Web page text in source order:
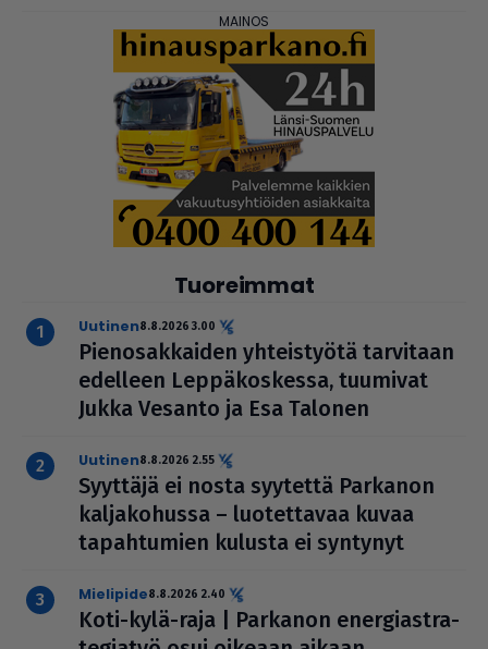
Tuoreimmat
uutinen8.8.2026 3.00
Pie­no­sak­kai­den yhteis­työtä tarvitaan
edelleen Lep­pä­kos­kessa, tuumivat
Jukka Vesanto ja Esa Talonen
uutinen8.8.2026 2.55
Syyttäjä ei nosta syytettä Parkanon
kal­ja­ko­hussa – luo­tet­ta­vaa kuvaa
tapah­tu­mien kulusta ei syntynyt
mielipide8.8.2026 2.40
Koti-kylä-raja | Parkanon ener­gi­ast­ra­